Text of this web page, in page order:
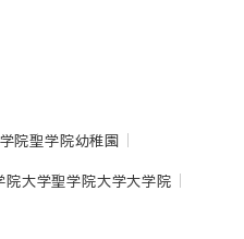
院聖学院幼稚園
院大学聖学院大学大学院